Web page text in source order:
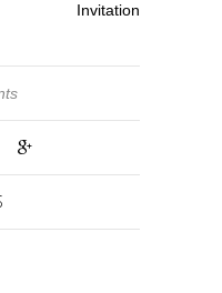
Invitation